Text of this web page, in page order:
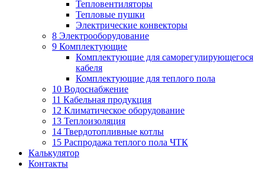
Тепловентиляторы
Тепловые пушки
Электрические конвекторы
8 Электрооборудование
9 Комплектующие
Комплектующие для саморегулирующегося
кабеля
Комплектующие для теплого пола
10 Водоснабжение
11 Кабельная продукция
12 Климатическое оборудование
13 Теплоизоляция
14 Твердотопливные котлы
15 Распродажа теплого пола ЧТК
Калькулятор
Контакты